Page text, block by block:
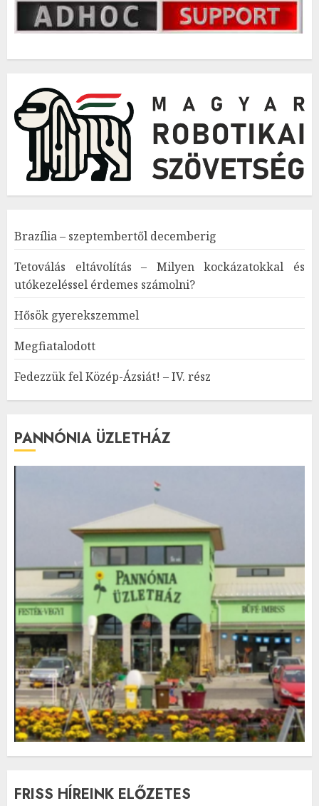
Brazília – szeptembertől decemberig
Tetoválás eltávolítás – Milyen kockázatokkal és
utókezeléssel érdemes számolni?
Hősök gyerekszemmel
Megfiatalodott
Fedezzük fel Közép-Ázsiát! – IV. rész
PANNÓNIA ÜZLETHÁZ
FRISS HÍREINK ELŐZETES